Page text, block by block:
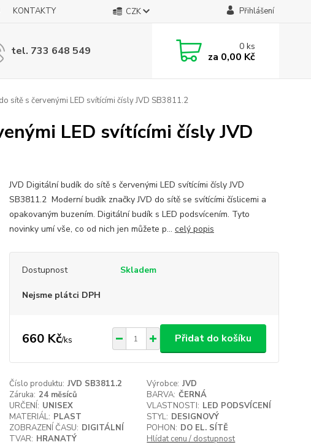
KONTAKTY CZK Přihlášení
tel. 733 648 549 0ks
za 0,00 Kč
sítě s červenými LED svítícími čísly JVD SB3811.2
LED svítícími čísly JVD
JVD Digitální budík do sítě s červenými LED svítícími čísly JVD
SB3811.2 Moderní budík značky JVD do sítě se svítícími číslicemi a
opakovaným buzením. Digitální budík s LED podsvícením. Tyto
novinky umí vše, co od nich jen můžete p... celý popis
Dostupnost Skladem
Nejsme plátci DPH
660 Kč/ks Přidat do košíku
Číslo produktu: JVD SB3811.2 Výrobce: JVD
Záruka: 24 měsíců BARVA: ČERNÁ
URČENÍ: UNISEX VLASTNOSTI: LED PODSVÍCENÍ
MATERIÁL: PLAST STYL: DESIGNOVÝ
ZOBRAZENÍ ČASU: DIGITÁLNÍ POHON: DO EL. SÍTĚ
TVAR: HRANATÝ Hlídat cenu / dostupnost